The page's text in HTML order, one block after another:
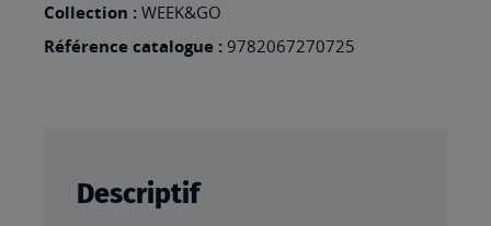
Collection : WEEK&GO
Référence catalogue : 9782067270725
Descriptif